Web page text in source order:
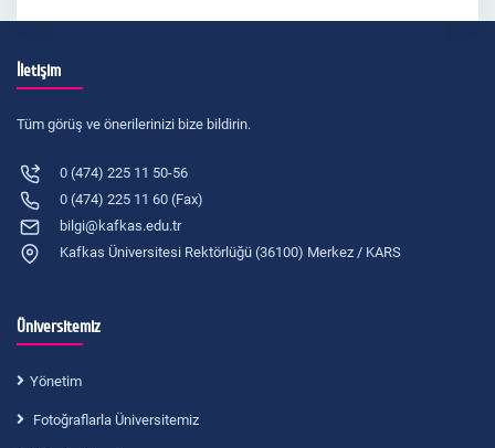
İletişim
Tüm görüş ve önerilerinizi bize bildirin.
0 (474) 225 11 50-56
0 (474) 225 11 60 (Fax)
bilgi@kafkas.edu.tr
Kafkas Üniversitesi Rektörlüğü (36100) Merkez / KARS
Üniversitemiz
Yönetim
Fotoğraflarla Üniversitemiz